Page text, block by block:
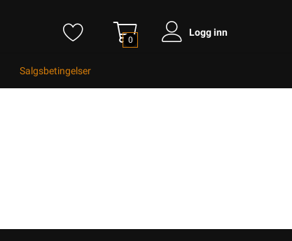
0
Logg inn
Salgsbetingelser